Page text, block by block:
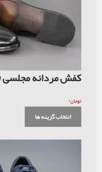
کفش مردانه مجلسی 900 مشکی
تومان۰
انتخاب گزینه ها